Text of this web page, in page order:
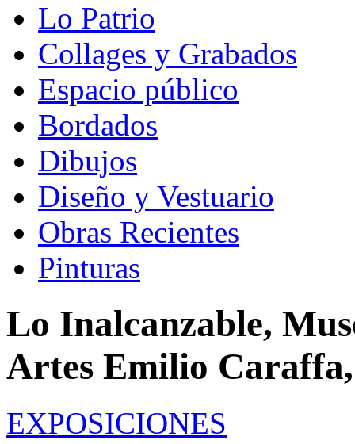
Lo Patrio
Collages y Grabados
Espacio público
Bordados
Dibujos
Diseño y Vestuario
Obras Recientes
Pinturas
Lo Inalcanzable,
Artes Emilio
EXPOSICIONES